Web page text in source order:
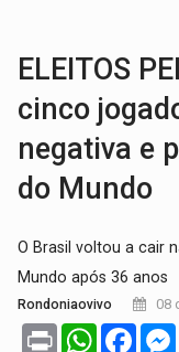
ELEITOS
cinco
negativa e
do Mundo
O Brasil voltou a cair
Mundo após 36 anos
Rondoniaovivo 08
Print WhatsApp